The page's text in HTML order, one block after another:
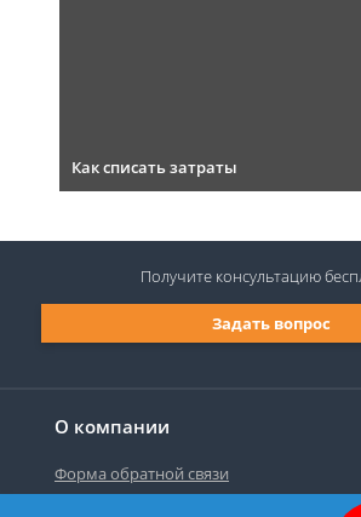
Как списать затраты
О компании
Форма обратной связи
Задать вопрос
Получите консультацию